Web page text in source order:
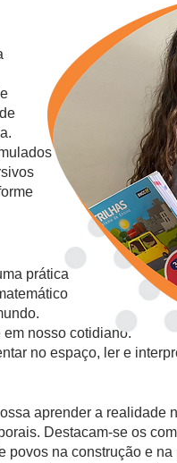
prática
em nosso cotidiano.
no espaço, ler e
aprender a realidade
Destacam-se os
povos na construção e